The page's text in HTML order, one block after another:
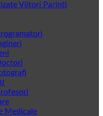
Viitori Parinti
Medicale